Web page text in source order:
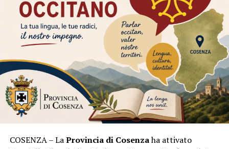
COSENZA – LaProvincia di Cosenzaha attivato